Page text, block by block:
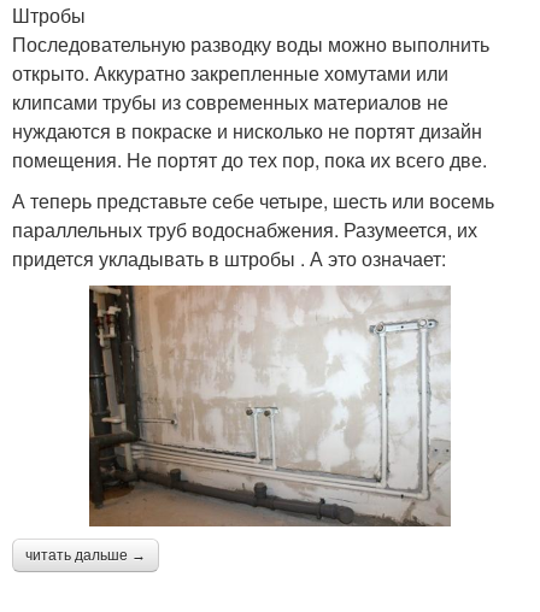
Штробы
Последовательную разводку воды можно выполнить
открыто. Аккуратно закрепленные хомутами или
клипсами трубы из современных материалов не
нуждаются в покраске и нисколько не портят дизайн
помещения. Не портят до тех пор, пока их всего две.
А теперь представьте себе четыре, шесть или восемь
параллельных труб водоснабжения. Разумеется, их
придется укладывать в штробы . А это означает:
читать дальше →